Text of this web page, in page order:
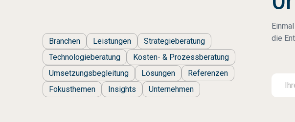
Branchen Leistungen
Strategieberatung
Technologieberatung
Kosten- & Prozessberatung
Umsetzungsbegleitung
Lösungen
Referenzen
Fokusthemen
Insights Unternehmen
die